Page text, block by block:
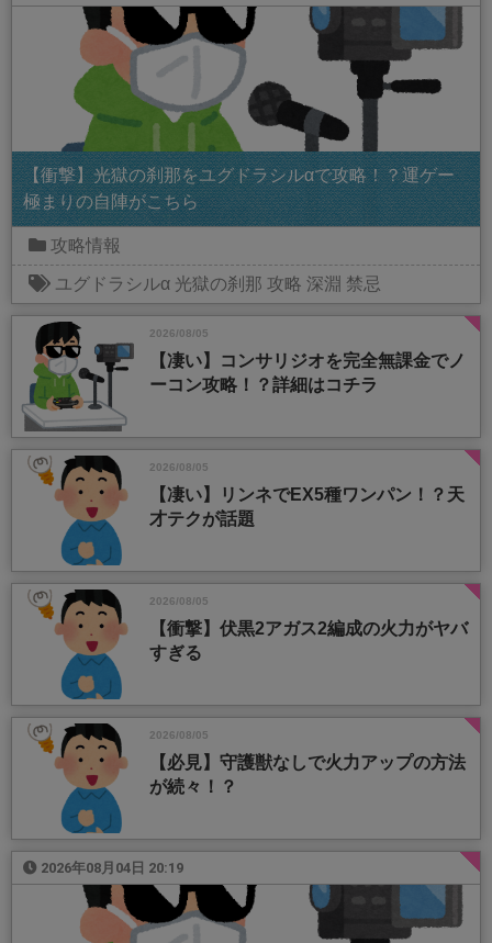
【衝撃】光獄の刹那をユグドラシルαで攻略！？運ゲー
極まりの自陣がこちら
攻略情報
ユグドラシルα 光獄の刹那 攻略 深淵 禁忌
2026/08/05
【凄い】コンサリジオを完全無課金でノ
ーコン攻略！？詳細はコチラ
2026/08/05
【凄い】リンネでEX5種ワンパン！？天
才テクが話題
2026/08/05
【衝撃】伏黒2アガス2編成の火力がヤバ
すぎる
2026/08/05
【必見】守護獣なしで火力アップの方法
が続々！？
2026年08月04日 20:19